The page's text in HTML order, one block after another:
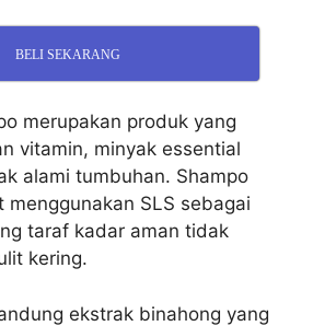
BELI SEKARANG
merupakan produk yang
vitamin, minyak essential
alami tumbuhan. Shampo
menggunakan SLS sebagai
taraf kadar aman tidak
kering.
ekstrak binahong yang